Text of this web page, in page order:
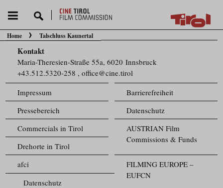
Sie befinden sich hier:
Home Talschluss Kaunertal
Kontakt
Maria-Theresien-Straße 55a, 6020 Innsbruck
+43.512.5320-258 ,office@cine.tirol
Impressum
Barrierefreiheit
Pressebereich
Datenschutz
Commercials in Tirol
AUSTRIAN Film
Commissions & Funds
Drehorte in Tirol
FILMING EUROPE –
EUFCN
afci
Datenschutz